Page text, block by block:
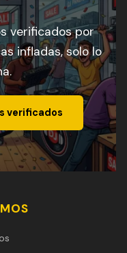
verificados por
infladas, solo lo
verificados